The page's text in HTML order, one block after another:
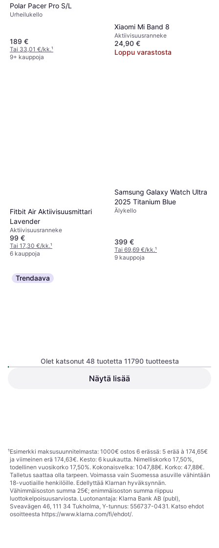
Polar Pacer Pro S/L
Urheilukello
189 €
Tai 33,01 €/kk.¹
9+ kauppoja
Xiaomi Mi Band 8
Aktiivisuusranneke
24,90 €
Loppu varastosta
Fitbit Air Aktiivisuusmittari
Lavender
Aktiivisuusranneke
99 €
Tai 17,30 €/kk.¹
6 kauppoja
Samsung Galaxy Watch Ultra
2025 Titanium Blue
Älykello
399 €
Tai 69,69 €/kk.¹
9 kauppoja
Trendaava
Olet katsonut 48 tuotetta 11790 tuotteesta
Näytä lisää
¹Esimerkki maksusuunnitelmasta: 1000€ ostos 6 erässä: 5 erää à 174,65€
ja viimeinen erä 174,63€. Kesto: 6 kuukautta. Nimelliskorko 17,50%,
todellinen vuosikorko 17,50%. Kokonaisvelka: 1047,88€. Korko: 47,88€.
Talletus saattaa olla tarpeen. Voimassa vain Suomessa asuville vähintään
18-vuotiaille henkilöille. Edellyttää Klarnan hyväksynnän.
Vähimmäisoston summa 25€; enimmäisoston summa riippuu
luottokelpoisuusarviosta. Luotonantaja: Klarna Bank AB (publ),
Sveavägen 46, 111 34 Tukholma, Y-tunnus: 556737-0431. Katso ehdot
osoitteesta https://www.klarna.com/fi/ehdot/.